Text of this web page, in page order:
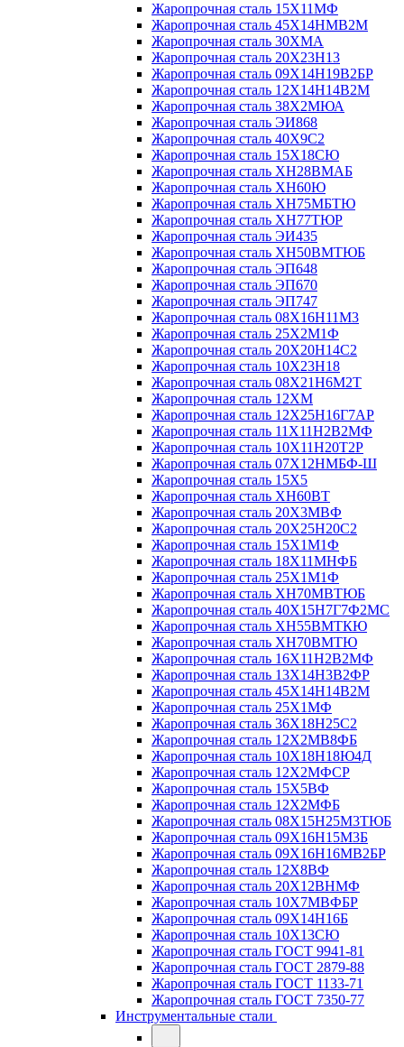
Жаропрочная сталь 15Х11МФ
Жаропрочная сталь 45Х14НМВ2М
Жаропрочная сталь 30ХМА
Жаропрочная сталь 20Х23Н13
Жаропрочная сталь 09Х14Н19В2БР
Жаропрочная сталь 12Х14Н14В2М
Жаропрочная сталь 38Х2МЮА
Жаропрочная сталь ЭИ868
Жаропрочная сталь 40Х9С2
Жаропрочная сталь 15Х18СЮ
Жаропрочная сталь ХН28ВМАБ
Жаропрочная сталь ХН60Ю
Жаропрочная сталь ХН75МБТЮ
Жаропрочная сталь ХН77ТЮР
Жаропрочная сталь ЭИ435
Жаропрочная сталь ХН50ВМТЮБ
Жаропрочная сталь ЭП648
Жаропрочная сталь ЭП670
Жаропрочная сталь ЭП747
Жаропрочная сталь 08Х16Н11М3
Жаропрочная сталь 25Х2М1Ф
Жаропрочная сталь 20Х20Н14С2
Жаропрочная сталь 10Х23Н18
Жаропрочная сталь 08Х21Н6М2Т
Жаропрочная сталь 12ХМ
Жаропрочная сталь 12Х25Н16Г7АР
Жаропрочная сталь 11Х11Н2В2МФ
Жаропрочная сталь 10Х11Н20Т2Р
Жаропрочная сталь 07Х12НМБФ-Ш
Жаропрочная сталь 15Х5
Жаропрочная сталь ХН60ВТ
Жаропрочная сталь 20Х3МВФ
Жаропрочная сталь 20Х25Н20С2
Жаропрочная сталь 15Х1М1Ф
Жаропрочная сталь 18Х11МНФБ
Жаропрочная сталь 25Х1М1Ф
Жаропрочная сталь ХН70МВТЮБ
Жаропрочная сталь 40Х15Н7Г7Ф2МС
Жаропрочная сталь ХН55ВМТКЮ
Жаропрочная сталь ХН70ВМТЮ
Жаропрочная сталь 16Х11Н2В2МФ
Жаропрочная сталь 13Х14Н3В2ФР
Жаропрочная сталь 45Х14Н14В2М
Жаропрочная сталь 25Х1МФ
Жаропрочная сталь 36Х18Н25С2
Жаропрочная сталь 12Х2МВ8ФБ
Жаропрочная сталь 10Х18Н18Ю4Д
Жаропрочная сталь 12Х2МФСР
Жаропрочная сталь 15Х5ВФ
Жаропрочная сталь 12Х2МФБ
Жаропрочная сталь 08Х15Н25М3ТЮБ
Жаропрочная сталь 09Х16Н15М3Б
Жаропрочная сталь 09Х16Н16МВ2БР
Жаропрочная сталь 12Х8ВФ
Жаропрочная сталь 20Х12ВНМФ
Жаропрочная сталь 10Х7МВФБР
Жаропрочная сталь 09Х14Н16Б
Жаропрочная сталь 10Х13СЮ
Жаропрочная сталь ГОСТ 9941-81
Жаропрочная сталь ГОСТ 2879-88
Жаропрочная сталь ГОСТ 1133-71
Жаропрочная сталь ГОСТ 7350-77
Инструментальные стали